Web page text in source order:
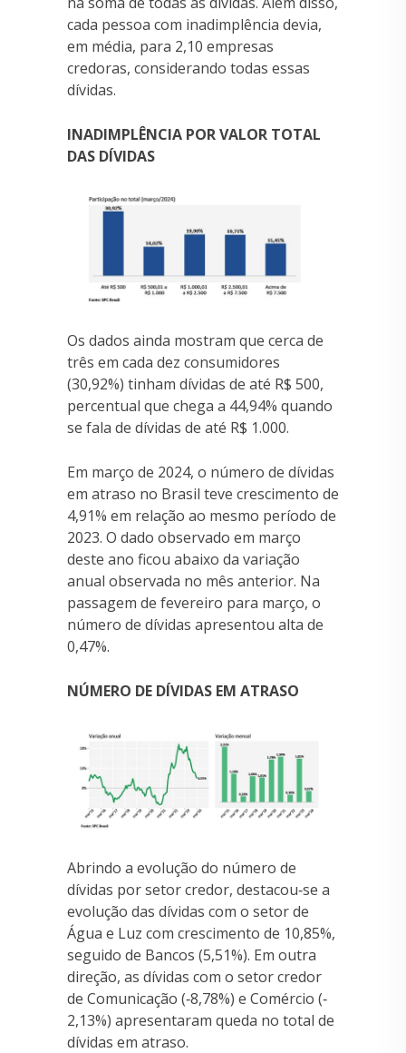
cada pessoa com inadimplência devia,
em média, para 2,10 empresas
credoras, considerando todas essas
dívidas.
INADIMPLÊNCIA POR VALOR TOTAL
DAS DÍVIDAS
Os dados ainda mostram que cerca de
três em cada dez consumidores
(30,92%) tinham dívidas de até R$ 500,
percentual que chega a 44,94% quando
se fala de dívidas de até R$ 1.000.
Em março de 2024, o número de dívidas
em atraso no Brasil teve crescimento de
4,91% em relação ao mesmo período de
2023. O dado observado em março
deste ano ficou abaixo da variação
anual observada no mês anterior. Na
passagem de fevereiro para março, o
número de dívidas apresentou alta de
0,47%.
NÚMERO DE DÍVIDAS EM ATRASO
Abrindo a evolução do número de
dívidas por setor credor, destacou‐se a
evolução das dívidas com o setor de
Água e Luz com crescimento de 10,85%,
seguido de Bancos (5,51%). Em outra
direção, as dívidas com o setor credor
de Comunicação (‐8,78%) e Comércio (‐
2,13%) apresentaram queda no total de
dívidas em atraso.